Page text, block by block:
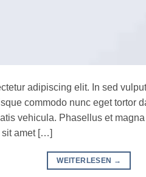
adipiscing elit. In sed
commodo nunc eget tortor
vehicula. Phasellus et
sit amet […]
WEITERLESEN →